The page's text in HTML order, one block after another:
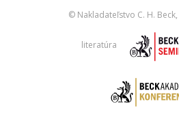
© Nakladateľstvo C. H. Beck,
literatúra